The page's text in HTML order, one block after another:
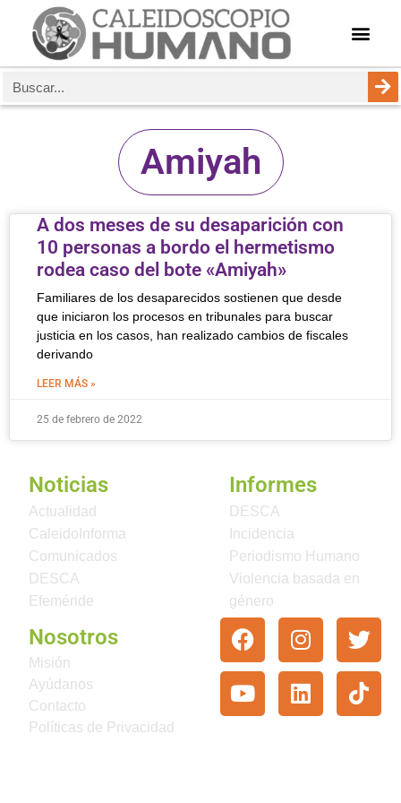
Amiyah
A dos meses de su desaparición con
10 personas a bordo el hermetismo
rodea caso del bote «Amiyah»
Familiares de los desaparecidos sostienen que desde
que iniciaron los procesos en tribunales para buscar
justicia en los casos, han realizado cambios de fiscales
derivando
LEER MÁS »
25 de febrero de 2022
Noticias
Actualidad
CaleidoInforma
Comunicados
DESCA
Efeméride
Informes
DESCA
Incidencia
Periodismo Humano
Violencia basada en
género
Nosotros
Misión
Ayúdanos
Contacto
Políticas de Privacidad